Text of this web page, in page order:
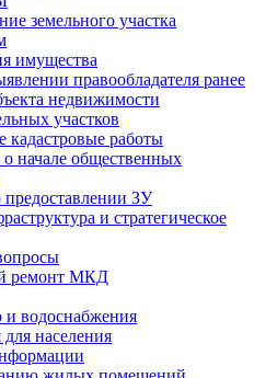
земельного участка
имущества
правообладателя ранее
недвижимости
участков
кадастровые работы
начале общественных
ЗУ
и стратегическое
ремонт МКД
водоснабжения
населения